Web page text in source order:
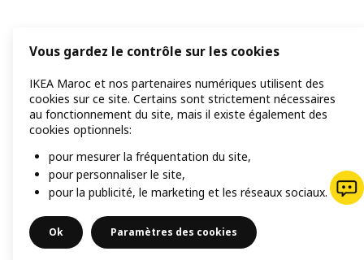
Vous gardez le contrôle sur les cookies
IKEA Maroc et nos partenaires numériques utilisent des
cookies sur ce site. Certains sont strictement nécessaires
au fonctionnement du site, mais il existe également des
cookies optionnels:
pour mesurer la fréquentation du site,
pour personnaliser le site,
pour la publicité, le marketing et les réseaux sociaux.
Ok Paramètres des cookies